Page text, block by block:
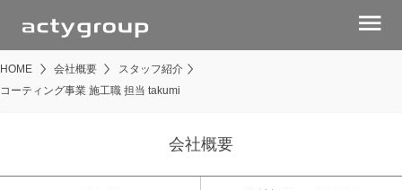
menu
HOME 会社概要
スタッフ紹介
コーティング事業 施工職 担当 takumi
会社概要